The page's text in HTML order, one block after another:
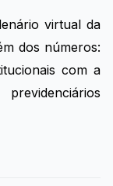
virtual da
dos números:
com a